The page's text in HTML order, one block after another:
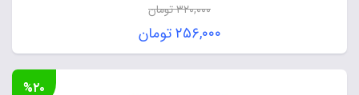
۳۲۰,۰۰۰تومان
قیمت
اصلی:
۳۲۰,۰۰۰ تومان
۲۵۶,۰۰۰تومان
قیمت
فعلی:
%۲۰